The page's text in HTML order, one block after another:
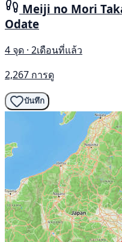
Meiji no Mori
Odate
4 จุด · 2เดือนที่แล้ว
2,267 การดู
บันทึก